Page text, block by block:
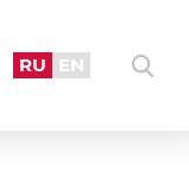
RU EN